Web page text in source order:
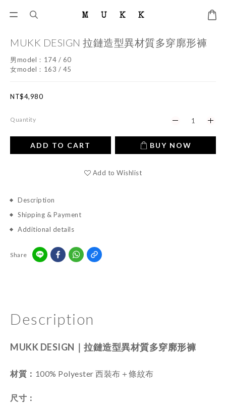
MUKK DESIGN 拉鏈造型異材質多穿廓形褲
男model：174 / 60
女model：163 / 45
NT$4,980
Quantity
ADD TO CART BUY NOW
Add to Wishlist
Description
Shipping & Payment
Additional details
Share
Description
MUKK DESIGN｜ 拉鏈造型異材質多穿廓形褲
材質： 100% Polyester 西裝布＋條紋布
尺寸 ：